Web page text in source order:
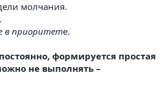
молчания.
в приоритете.
формируется простая
не выполнять –